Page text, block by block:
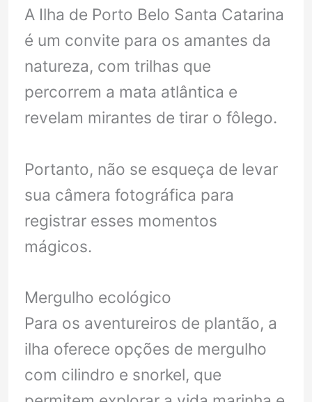
A Ilha de Porto Belo Santa Catarina
é um convite para os amantes da
natureza, com trilhas que
percorrem a mata atlântica e
revelam mirantes de tirar o fôlego.
Portanto, não se esqueça de levar
sua câmera fotográfica para
registrar esses momentos
mágicos.
Mergulho ecológico
Para os aventureiros de plantão, a
ilha oferece opções de mergulho
com cilindro e snorkel, que